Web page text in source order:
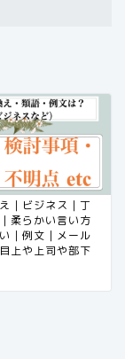
｜ビジネス｜丁
柔らかい言い方
｜例文｜メール
上や上司や部下